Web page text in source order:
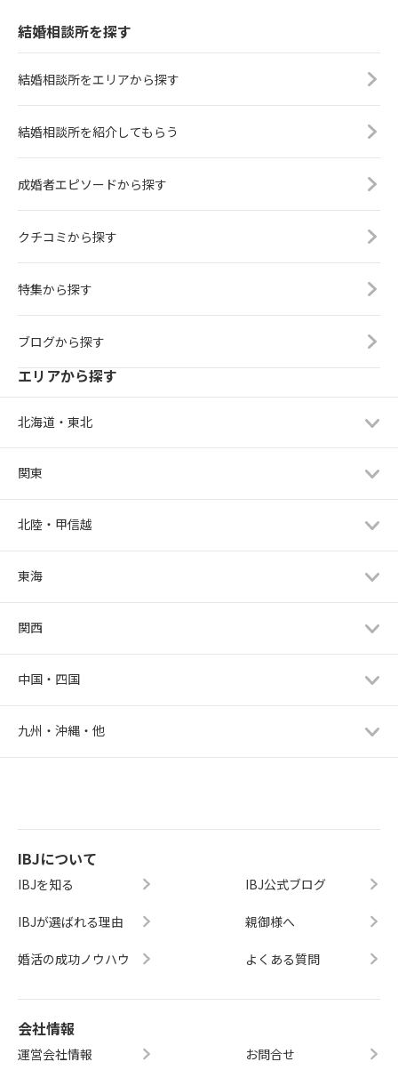
結婚相談所を探す
結婚相談所をエリアから探す
結婚相談所を紹介してもらう
成婚者エピソードから探す
クチコミから探す
特集から探す
ブログから探す
エリアから探す
北海道・東北
関東
北陸・甲信越
東海
関西
中国・四国
九州・沖縄・他
IBJについて
IBJを知る
IBJが選ばれる理由
婚活の成功ノウハウ
IBJ公式ブログ
親御様へ
よくある質問
会社情報
運営会社情報 お問合せ